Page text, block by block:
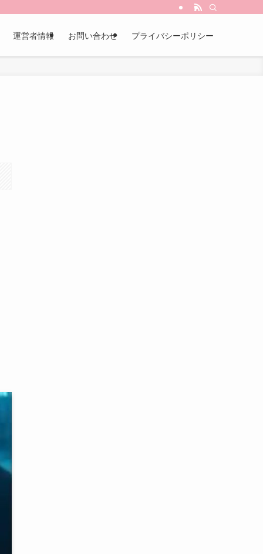
運営者情報 お問い合わせ プライバシーポリシー